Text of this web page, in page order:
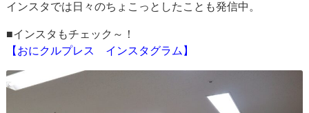
インスタでは日々のちょこっとしたことも発信中。
■インスタもチェック～！
【おにクルプレス インスタグラム】